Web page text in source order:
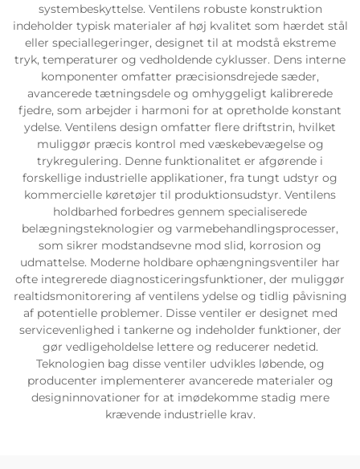
systembeskyttelse. Ventilens robuste konstruktion
indeholder typisk materialer af høj kvalitet som hærdet stål
eller speciallegeringer, designet til at modstå ekstreme
tryk, temperaturer og vedholdende cyklusser. Dens interne
komponenter omfatter præcisionsdrejede sæder,
avancerede tætningsdele og omhyggeligt kalibrerede
fjedre, som arbejder i harmoni for at opretholde konstant
ydelse. Ventilens design omfatter flere driftstrin, hvilket
muliggør præcis kontrol med væskebevægelse og
trykregulering. Denne funktionalitet er afgørende i
forskellige industrielle applikationer, fra tungt udstyr og
kommercielle køretøjer til produktionsudstyr. Ventilens
holdbarhed forbedres gennem specialiserede
belægningsteknologier og varmebehandlingsprocesser,
som sikrer modstandsevne mod slid, korrosion og
udmattelse. Moderne holdbare ophængningsventiler har
ofte integrerede diagnosticeringsfunktioner, der muliggør
realtidsmonitorering af ventilens ydelse og tidlig påvisning
af potentielle problemer. Disse ventiler er designet med
servicevenlighed i tankerne og indeholder funktioner, der
gør vedligeholdelse lettere og reducerer nedetid.
Teknologien bag disse ventiler udvikles løbende, og
producenter implementerer avancerede materialer og
designinnovationer for at imødekomme stadig mere
krævende industrielle krav.